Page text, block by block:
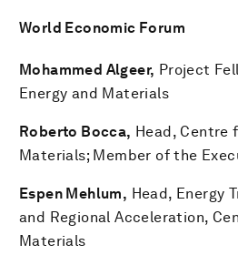
World Economic Forum
Mohammed Algeer, Project
Energy and Materials
Roberto Bocca, Head, Centre
Materials; Member of the
Espen Mehlum, Head, Energy
and Regional Acceleration,
Materials